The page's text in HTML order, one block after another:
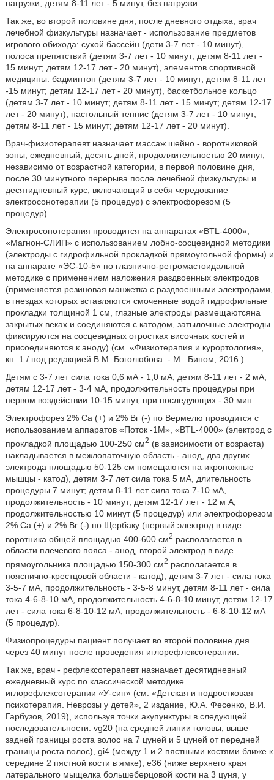
нагрузки; детям 8-11 лет - 5 минут, без нагрузки.
Так же, во второй половине дня, после дневного отдыха, врач
лечебной физкультуры назначает - использование предметов
игрового обихода: сухой бассейн (дети 3-7 лет - 10 минут),
полоса препятствий (детям 3-7 лет - 10 минут; детям 8-11 лет -
15 минут; детям 12-17 лет - 20 минут), элементов спортивной
медицины: бадминтон (детям 3-7 лет - 10 минут; детям 8-11 лет
-15 минут; детям 12-17 лет - 20 минут), баскетбольное кольцо
(детям 3-7 лет - 10 минут; детям 8-11 лет - 15 минут; детям 12-17
лет - 20 минут), настольный теннис (детям 3-7 лет - 10 минут;
детям 8-11 лет - 15 минут; детям 12-17 лет - 20 минут).
Врач-физиотерапевт назначает массаж шейно - воротниковой
зоны, ежедневный, десять дней, продолжительностью 20 минут,
независимо от возрастной категории, в первой половине дня,
после 30 минутного перерыва после лечебной физкультуры и
десятидневный курс, включающий в себя чередование
электросонотерапии (5 процедур) с электрофорезом (5
процедур).
Электросонотерапия проводится на аппаратах «BTL-4000»,
«Магнон-СЛИП» с использованием лобно-сосцевидной методики
(электроды с гидрофильной прокладкой прямоугольной формы) и
на аппарате «ЭС-10-5» по глазнично-ретромастоидальной
методике с применением наложения раздвоенных электродов
(применяется резиновая манжетка с раздвоенными электродами,
в гнездах которых вставляются смоченные водой гидрофильные
прокладки толщиной 1 см, глазные электроды размещаютсяна
закрытых веках и соединяются с катодом, затылочные электроды
фиксируются на сосцевидных отростках височных костей и
присоединяются к аноду) (см. «Физиотерапия и курортология»,
кн. 1 / под редакцией В.М. Боголюбова. - М.: Бином, 2016.).
Детям с 3-7 лет сила тока 0,6 мА - 1,0 мА, детям 8-11 лет - 2 мА,
детям 12-17 лет - 3-4 мА, продолжительность процедуры при
первом воздействии 10-15 минут, при последующих - 30 мин.
Электрофорез 2% Са (+) и 2% Вг (-) по Вермелю проводится с
использованием аппаратов «Поток -1М», «BTL-4000» (электрод с
прокладкой площадью 100-250 см2 (в зависимости от возраста)
накладывается в межлопаточную область - анод, два других
электрода площадью 50-125 см помещаются на икроножные
мышцы - катод), детям 3-7 лет сила тока 5 мА, длительность
процедуры 7 минут; детям 8-11 лет сила тока 7-10 мА,
продолжительность - 10 минут; детям 12-17 лет - 12 м А,
продолжительностью 10 минут (5 процедур) или электрофорезом
2% Са (+) и 2% Br (-) по Щербаку (первый электрод в виде
воротника общей площадью 400-600 см2 располагается в
области плечевого пояса - анод, второй электрод в виде
прямоугольника площадью 150-300 см2 располагается в
пояснично-крестцовой области - катод), детям 3-7 лет - сила тока
3-5-7 мА, продолжительность - 3-5-8 минут, детям 8-11 лет - сила
тока 4-6-8-10 мА, продолжительность 4-6-8-10 минут, детям 12-17
лет - сила тока 6-8-10-12 мА, продолжительность - 6-8-10-12 мА
(5 процедур).
Физиопроцедуры пациент получает во второй половине дня
через 40 минут после проведения иглорефлексотерапии.
Так же, врач - рефлексотерапевт назначает десятидневный
ежедневный курс по классической методике
иглорефлексотерапии «У-син» (см. «Детская и подростковая
психотерапия. Неврозы у детей», 2 издание, Ю.А. Фесенко, В.И.
Гарбузов, 2019), используя точки акупунктуры в следующей
последовательности: vg20 (на средней линии головы, выше
задней границы роста волос на 7 цуней и 5 цуней от передней
границы роста волос), gi4 (между 1 и 2 пястными костями ближе к
середине 2 пястной кости в ямке), е36 (ниже верхнего края
латерального мыщелка большеберцовой кости на 3 цуня, у